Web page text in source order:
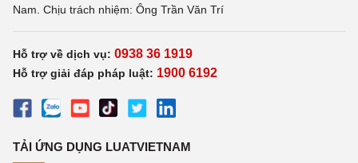
Nam. Chịu trách nhiệm: Ông Trần Văn Trí
Hỗ trợ về dịch vụ: 0938 36 1919
Hỗ trợ giải đáp pháp luật: 1900 6192
TẢI ỨNG DỤNG LUATVIETNAM